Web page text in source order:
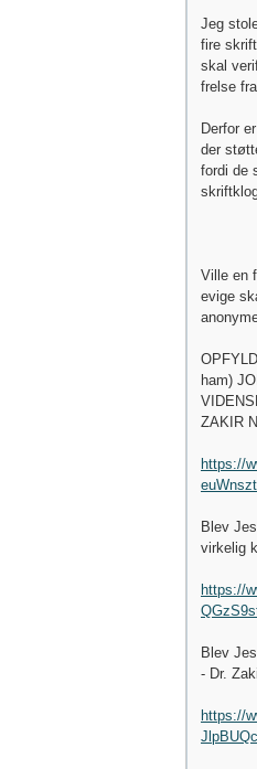
Jeg
fire
skal
frelse
Derfor
der
fordi de
Ville en
evige
ham)
ZAKIR
https://
Blev
virkelig
https://
Blev
- Dr.
https://